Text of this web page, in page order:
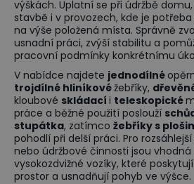
výškách. Uplatní se při údržbě
stavbě i v provozech, kde je
na výše položená místa. Správně
usnadní práci, zvýší stabilitu a
pracovní podmínky konkrétnímu
V nabídce najdete jednodílné
trojdílné hliníkovéžebříky,
kloubové skládací i teleskopické
práce a běžné použití poslouží
stupátka, zatímco žebříky s
pohodlí při delší práci. Pro
nebo údržbové činnosti jsou
vysokozdvižné vozíky, které
prostor a usnadňují pohyb ve výšce.